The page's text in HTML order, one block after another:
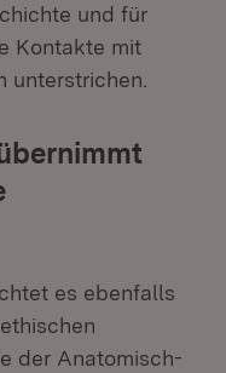
und für
Kontakte mit
unterstrichen.
es ebenfalls
der Anatomisch-